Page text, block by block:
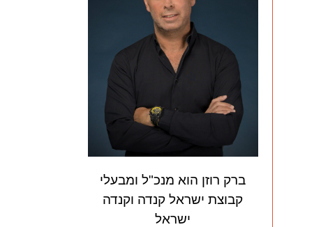
ברק רוזן הוא מנכ"ל ומבעלי
קבוצת ישראל קנדה וקנדה
ישראל